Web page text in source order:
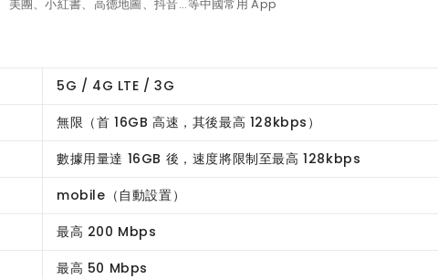
美團、小紅書、高德地圖、抖音...等中國常用 App
5G / 4G LTE / 3G
無限（首 16GB 高速，其後最高 128kbps）
數據用量達 16GB 後，速度將限制至最高 128kbps
mobile（自動設置）
最高 200 Mbps
最高 50 Mbps